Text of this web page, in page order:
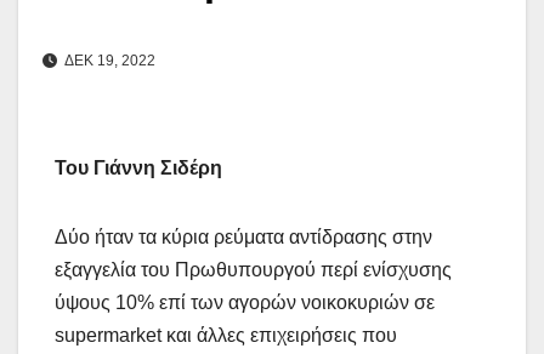
ΔΕΚ 19, 2022
Του Γιάννη Σιδέρη
Δύο ήταν τα κύρια ρεύματα αντίδρασης στην
εξαγγελία του Πρωθυπουργού περί ενίσχυσης
ύψους 10% επί των αγορών νοικοκυριών σε
supermarket και άλλες επιχειρήσεις που